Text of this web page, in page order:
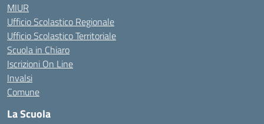
MIUR
Ufficio Scolastico Regionale
Ufficio Scolastico Territoriale
Scuola in Chiaro
Iscrizioni On Line
Invalsi
Comune
La Scuola